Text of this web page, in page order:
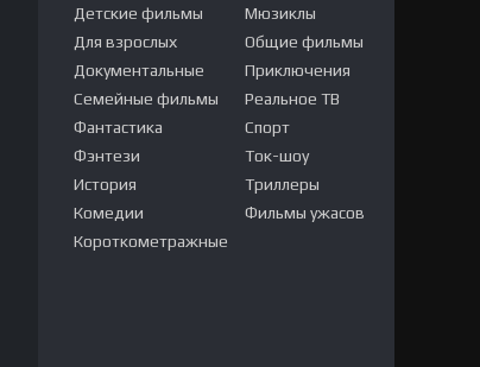
Детские фильмы
Для взрослых
Документальные
Семейные фильмы
Фантастика
Фэнтези
История
Комедии
Короткометражные
Мюзиклы
Общие фильмы
Приключения
Реальное ТВ
Спорт
Ток-шоу
Триллеры
Фильмы ужасов